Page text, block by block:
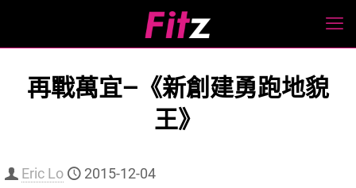
再戰萬宜—《新創建勇跑地貌
王》
Eric Lo 2015-12-04